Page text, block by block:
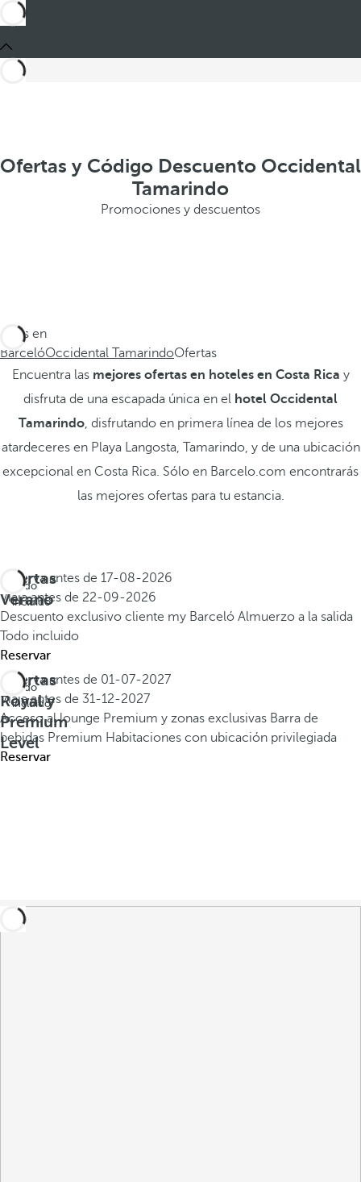
Ofertas y Código Descuento Occidental
Tamarindo
Promociones y descuentos
Estás en
BarcelóOccidental TamarindoOfertas
Encuentra las mejores ofertas en hoteles en Costa Rica y
disfruta de una escapada única en el hotel Occidental
Tamarindo, disfrutando en primera línea de los mejores
atardeceres en Playa Langosta, Tamarindo, y de una ubicación
excepcional en Costa Rica. Sólo en Barcelo.com encontrarás
las mejores ofertas para tu estancia.
Ofertas
Verano
Todo
incluido
Reserva antes de 17-08-2026
Viaja antes de 22-09-2026
Descuento exclusivo cliente my Barceló Almuerzo a la salida
Todo incluido
Reservar
Ofertas
Royal y
Premium
Level
Todo
incluido
Reserva antes de 01-07-2027
Viaja antes de 31-12-2027
Acceso al lounge Premium y zonas exclusivas Barra de
bebidas Premium Habitaciones con ubicación privilegiada
Reservar